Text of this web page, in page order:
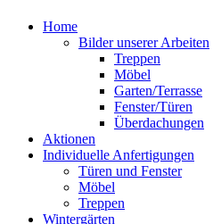
Home
Bilder unserer Arbeiten
Treppen
Möbel
Garten/Terrasse
Fenster/Türen
Überdachungen
Aktionen
Individuelle Anfertigungen
Türen und Fenster
Möbel
Treppen
Wintergärten